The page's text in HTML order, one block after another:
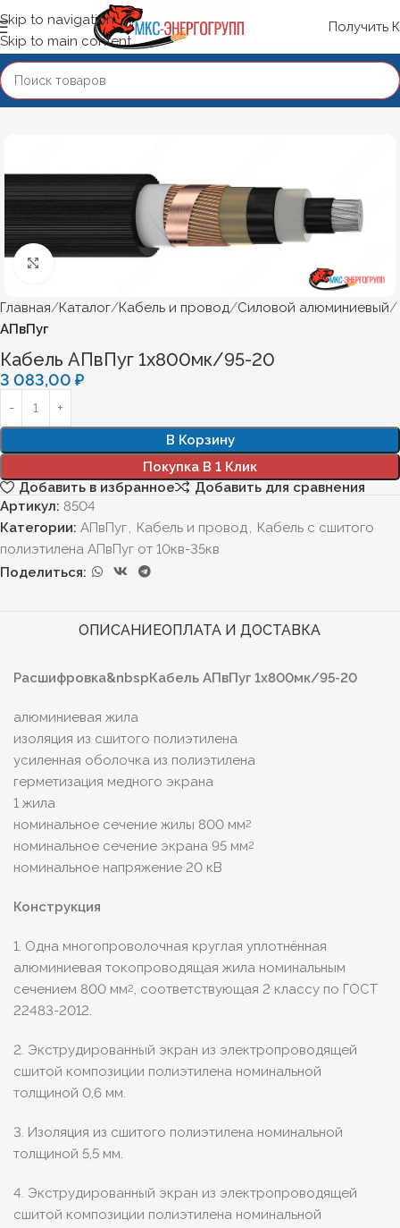
Skip to navigation
Skip to main content
Получить
Главная Каталог Кабель и провод Силовой алюминиевый
АПвПуг
Кабель АПвПуг 1х800мк/95-20
3 083,00 ₽
В Корзину
Покупка В 1 Клик
Добавить в избранное
Добавить для сравнения
Артикул: 8504
Категории: АПвПуг, Кабель и провод, Кабель с сшитого
полиэтилена АПвПуг от 10кв-35кв
Поделиться:
ОПИСАНИЕОПЛАТА И ДОСТАВКА
Расшифровка&nbspКабель АПвПуг 1х800мк/95-20
алюминиевая жила
изоляция из сшитого полиэтилена
усиленная оболочка из полиэтилена
герметизация медного экрана
1 жила
номинальное сечение жилы 800 мм2
номинальное сечение экрана 95 мм2
номинальное напряжение 20 кВ
Конструкция
1. Одна многопроволочная круглая уплотнённая
алюминиевая токопроводящая жила номинальным
сечением 800 мм2, соответствующая 2 классу по ГОСТ
22483-2012.
2. Экструдированный экран из электропроводящей
сшитой композиции полиэтилена номинальной
толщиной 0,6 мм.
3. Изоляция из сшитого полиэтилена номинальной
толщиной 5,5 мм.
4. Экструдированный экран из электропроводящей
сшитой композиции полиэтилена номинальной